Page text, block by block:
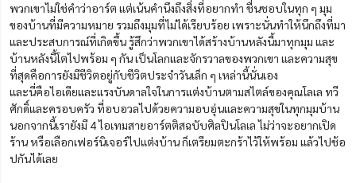
พวกเขาไม่ใช่คำว่าอาร์ต แต่เน้นคำนึงถึงสิ่งที่อยากทำ ชื่นชอบในทุก ๆ มุม
ของบ้านที่มีความหมาย รวมถึงมุมที่ไม่ได้เรียบร้อย เพราะนั่นทำให้นึกถึงที่มา
และประสบการณ์ที่เกิดขึ้น รู้สึกว่าพวกเขาได้สร้างบ้านหลังนี้มาทุกมุม และ
บ้านหลังนี้โตไปพร้อม ๆ กัน เป็นโลกและจักรวาลของพวกเขา และความสุข
ที่สุดคือการยังมีชีวิตอยู่กับชีวิตประจำวันเล็ก ๆ เหล่านี้นั่นเอง
และนี่คือไอเดียและแรงบันดาลใจในการแต่งบ้านตามสไตล์ของคุณโลเล ทวี
ศักดิ์และครอบครัว ที่อบอวลไปด้วยความอบอุ่นและความสุขในทุกมุมบ้าน
นอกจากนี้เรายังมี 4 ไอเทมสายอาร์ตติสฉบับศิลปินโลเล ไม่ว่าจะอยากเปิด
ร้าน หรือเลือกเฟอร์นิเจอร์ไปแต่งบ้าน ก็เตรียมตะกร้าไว้ให้พร้อม แล้วไปช้อ
ปกันได้เลย